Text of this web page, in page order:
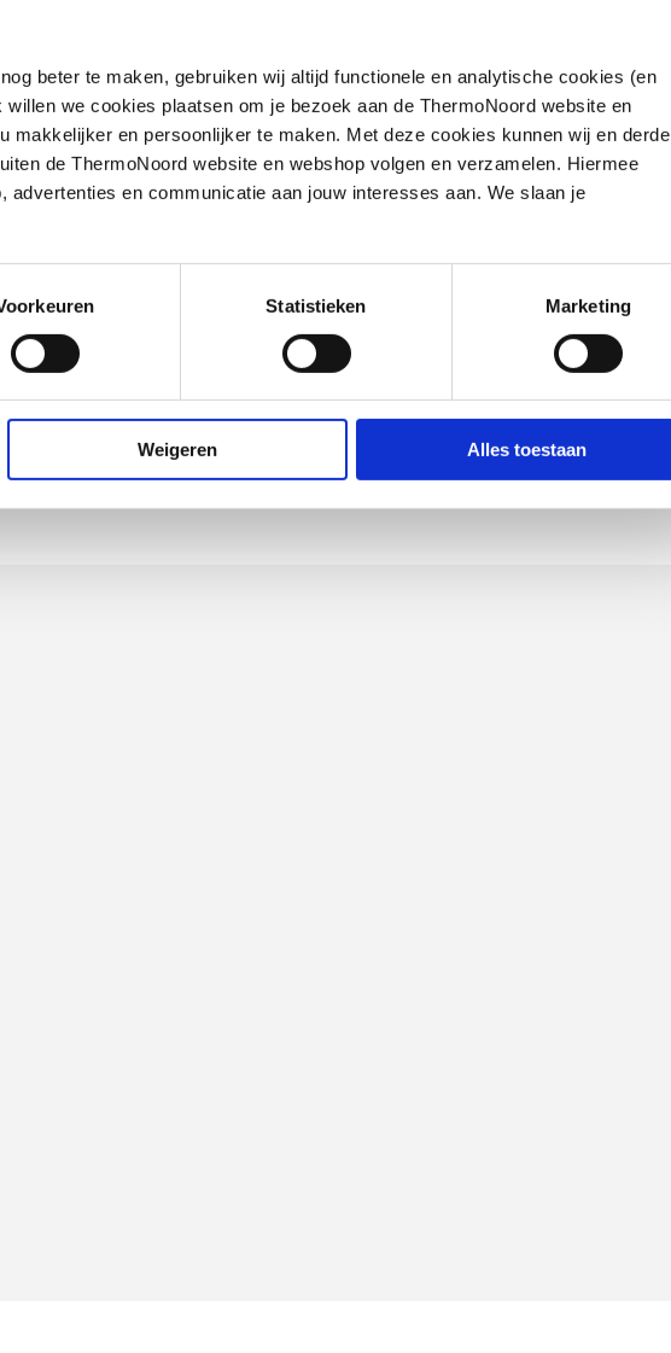
beter te maken, gebruiken wij altijd functionele en analytische cookies (en
we cookies plaatsen om je bezoek aan de ThermoNoord website en
makkelijker en persoonlijker te maken. Met deze cookies kunnen wij en derde
de ThermoNoord website en webshop volgen en verzamelen. Hiermee
advertenties en communicatie aan jouw interesses aan. We slaan je
Statistieken Marketing
Weigeren Alles toestaan